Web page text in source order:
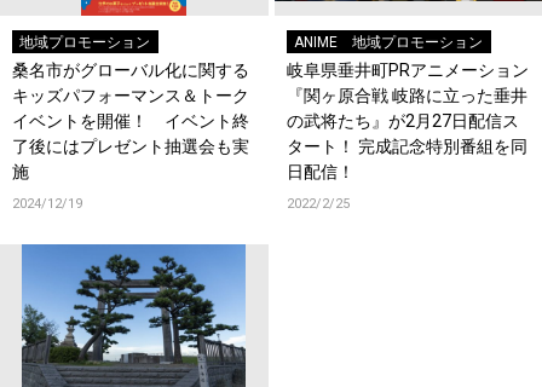
地域プロモーション
桑名市がグローバル化に関する
キッズパフォーマンス＆トーク
イベントを開催！ イベント終
了後にはプレゼント抽選会も実
施
2024/12/19
ANIME 地域プロモーション
岐阜県垂井町PRアニメーション
『関ヶ原合戦 岐路に立った垂井
の武将たち』が2月27日配信ス
タート！ 完成記念特別番組を同
日配信！
2022/2/25